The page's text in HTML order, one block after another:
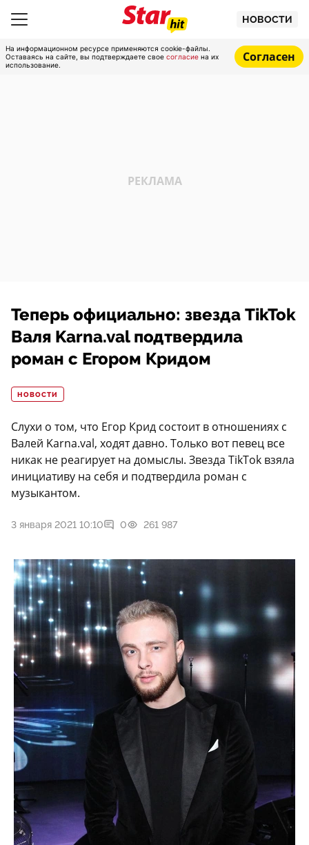
НОВОСТИ
На информационном ресурсе применяются cookie-файлы.
Оставаясь на сайте, вы подтверждаете свое согласие на их
использование.
Согласен
Теперь официально: звезда TikTok
Валя Karna.val подтвердила
роман с Егором Кридом
НОВОСТИ
Слухи о том, что Егор Крид состоит в отношениях с
Валей Karna.val, ходят давно. Только вот певец все
никак не реагирует на домыслы. Звезда TikTok взяла
инициативу на себя и подтвердила роман с
музыкантом.
3 января 2021 10:10 0 261 987